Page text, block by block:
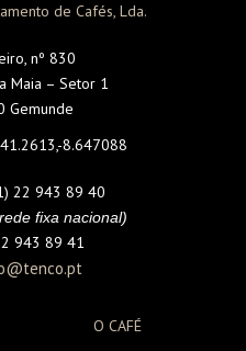
de Cafés, Lda.
nº 830
Maia – Setor 1
Gemunde
8.647088
22 943 89 40
fixa nacional)
943 89 41
O CAFÉ